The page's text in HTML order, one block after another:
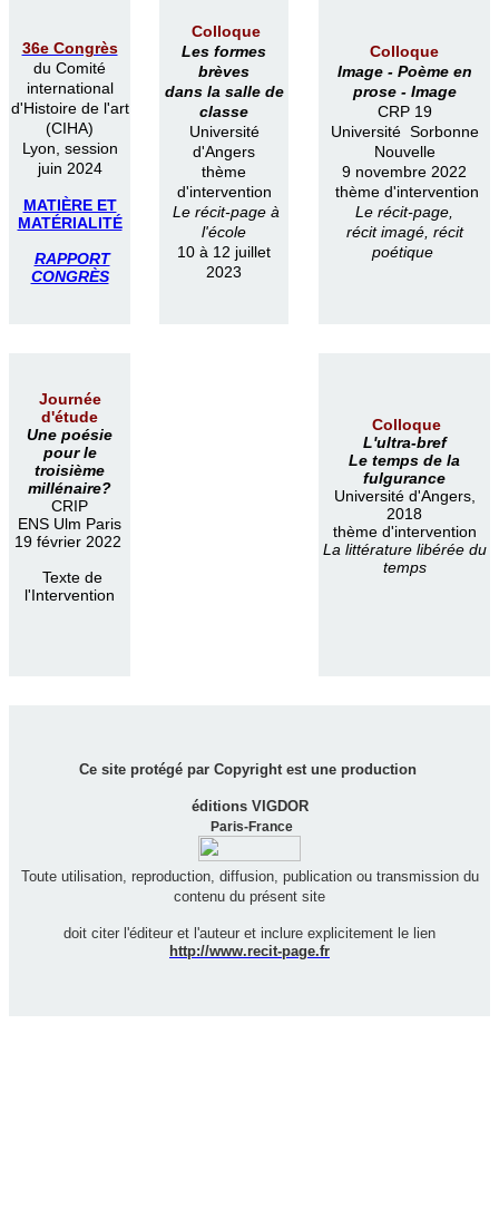
36e Congrès
du Comité
international
d'Histoire de l'art
(CIHA)
Lyon, session
juin 2024
MATIÈRE ET
MATÉRIALITÉ
RAPPORT
CONGRÈS
Colloque
Les formes
brèves
dans la salle de
classe
Université
d'Angers
thème
d'intervention
Le récit-page à
l'école
10 à 12 juillet
2023
Colloque
Image - Poème en
prose - Image
CRP 19
Université Sorbonne
Nouvelle
9 novembre 2022
thème d'intervention
Le récit-page,
récit imagé, récit
poétique
Journée
d'étude
Une poésie
pour le
troisième
millénaire?
CRIP
ENS Ulm Paris
19 février 2022
Texte de
l'Intervention
Colloque
L'ultra-bref
Le temps de la
fulgurance
Université d'Angers,
2018
thème d'intervention
La littérature libérée du
temps
Ce site protégé par Copyright est une production
éditions VIGDOR
Paris-France
Toute utilisation, reproduction, diffusion, publication ou transmission du
contenu du présent site
doit citer l'éditeur et l'auteur et inclure explicitement le lien
http://www.recit-page.fr